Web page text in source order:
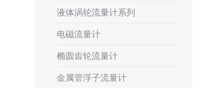
液体涡轮流量计系列
电磁流量计
椭圆齿轮流量计
金属管浮子流量计